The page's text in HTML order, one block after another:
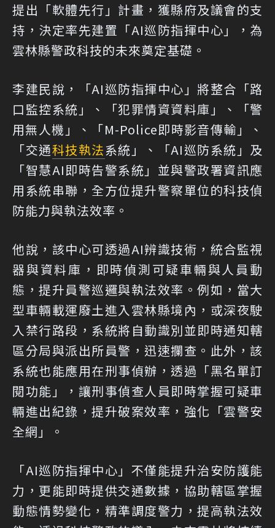
提出「軟體先行」計畫，獲縣府及議會的支
持，決定率先建置「AI巡防指揮中心」，為
雲林縣警政科技的未來奠定基礎。
李建民說，「AI巡防指揮中心」將整合「路
口監控系統」、「犯罪情資資料庫」、「警
用無人機」、「M-Police即時影音傳輸」、
「交通科技執法系統」、「AI巡防系統」及
「智慧AI即時告警系統」並與警政署資訊應
用系統串聯，全方位提升警察單位的科技偵
防能力與執法效率。
他說，該中心可透過AI辨識技術，統合監視
器與資料庫，即時偵測可疑車輛與人員動
態，提升員警巡邏與執法效率。例如，當大
型車輛載運廢土進入雲林縣境內，或深夜駛
入禁行路段，系統將自動識別並即時通知轄
區分局與派出所員警，迅速攔查。此外，該
系統也能應用在刑事偵辦，透過「黑名單訂
閱功能」，讓刑事偵查人員即時掌握可疑車
輛進出紀錄，提升破案效率，強化「雲警安
全網」。
「AI巡防指揮中心」不僅能提升治安防護能
力，更能即時提供交通數據，協助轄區掌握
動態情勢變化，精準調度警力，提高執法效